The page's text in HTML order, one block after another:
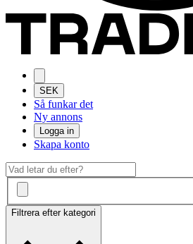
SEK
Så funkar det
Ny annons
Logga in
Skapa konto
Filtrera efter kategori